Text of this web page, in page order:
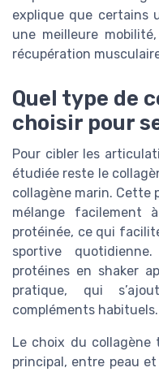
explique que certains
une meilleure
récupération
Quel type de
choisir pour
Pour cibler les
étudiée reste le
collagène marin. Cette
mélange facilement
protéinée, ce qui
sportive
protéines en shaker
pratique, qui
compléments habituels.
Le choix du collagène
principal, entre peau